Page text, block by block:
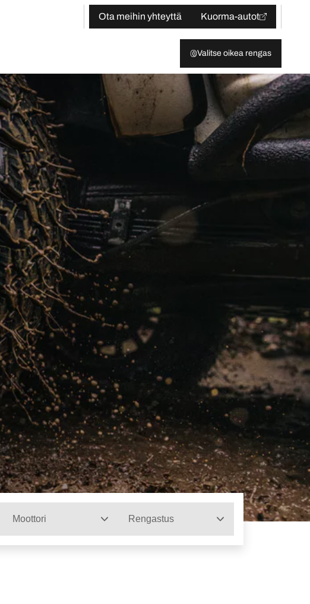
Ota meihin yhteyttä
Kuorma-autot
Valitse oikea rengas
Moottori Rengastus